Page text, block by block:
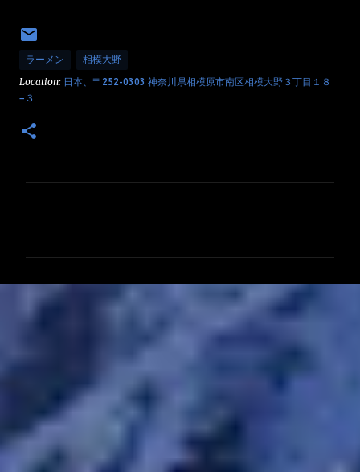
ラーメン 相模大野
Location: 日本、〒252-0303 神奈川県相模原市南区相模大野３丁目１８
−３